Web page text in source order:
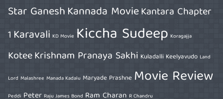
Star GaneshKannada MovieKantara Chapter
1 Karavali KD Movie Kiccha Sudeep Koragajja
KoteeKrishnam Pranaya Sakhi Kuladalli Keelyavudo Land
Lord Malashree Manada Kadalu Maryade Prashne Movie Review
Peddi Peter Raju James Bond Ram Charan R Chandru